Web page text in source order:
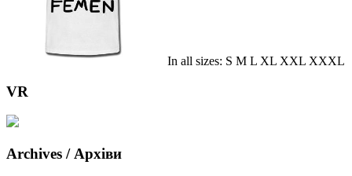
In all sizes: S M L XL XXL XXXL
VR
Archives / Архіви